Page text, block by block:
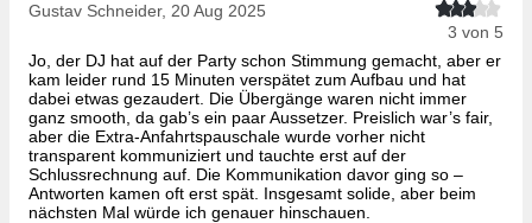
Gustav Schneider, 20 Aug 2025
3 von 5
Jo, der DJ hat auf der Party schon Stimmung gemacht, aber er
kam leider rund 15 Minuten verspätet zum Aufbau und hat
dabei etwas gezaudert. Die Übergänge waren nicht immer
ganz smooth, da gab’s ein paar Aussetzer. Preislich war’s fair,
aber die Extra-Anfahrtspauschale wurde vorher nicht
transparent kommuniziert und tauchte erst auf der
Schlussrechnung auf. Die Kommunikation davor ging so –
Antworten kamen oft erst spät. Insgesamt solide, aber beim
nächsten Mal würde ich genauer hinschauen.